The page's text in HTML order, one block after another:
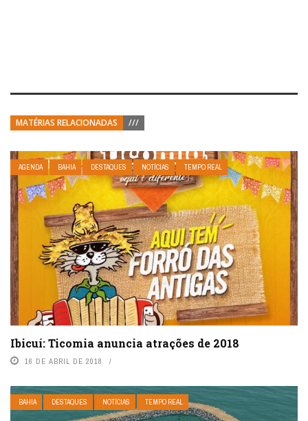
MATÉRIAS RELACIONADAS ///
AGENDA BAHIA DESTAQUES NOTÍCIAS TEMPO REAL
Ibicuí: Ticomia anuncia atrações de 2018
16 DE ABRIL DE 2018
BAHIA DESTAQUES NOTÍCIAS TEMPO REAL